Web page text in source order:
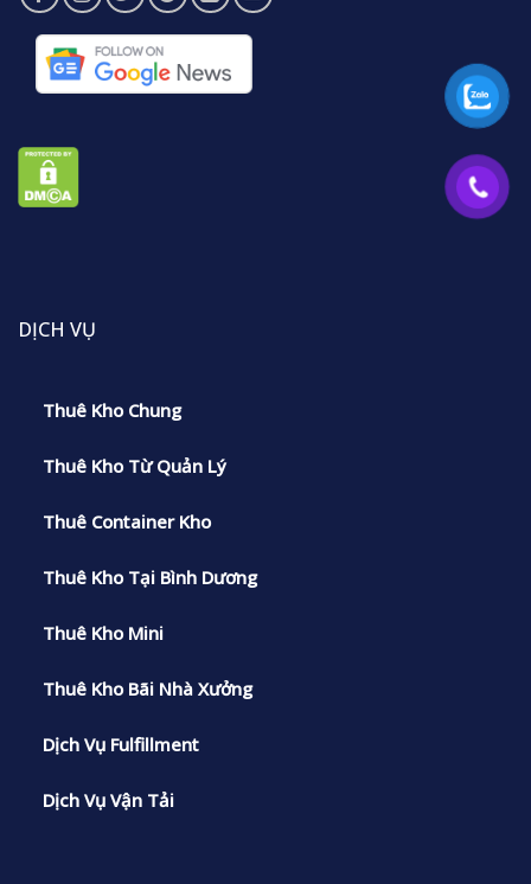
DỊCH VỤ
Thuê Kho Chung
Thuê Kho Từ Quản Lý
Thuê Container Kho
Thuê Kho Tại Bình Dương
Thuê Kho Mini
Thuê Kho Bãi Nhà Xưởng
Dịch Vụ Fulfillment
Dịch Vụ Vận Tải